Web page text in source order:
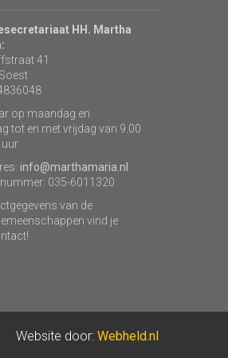
HH. Martha
41
op maandag en
tot en met vrijdag van 9.00
info@marthamaria.nl
035-6011320
van de
vind je
Website door: Webheld.nl